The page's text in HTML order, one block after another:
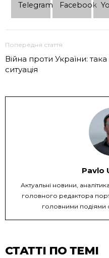
Telеgram Facebook
Попередня стаття
Війна проти України: така
ситуація
Pavlo
Актуальні новини,
головного редактора
головними подіями
СТАТТІ ПО ТЕМІ